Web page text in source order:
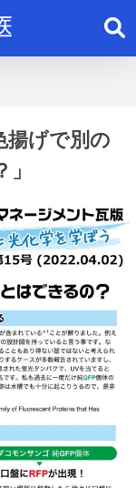
げで別の